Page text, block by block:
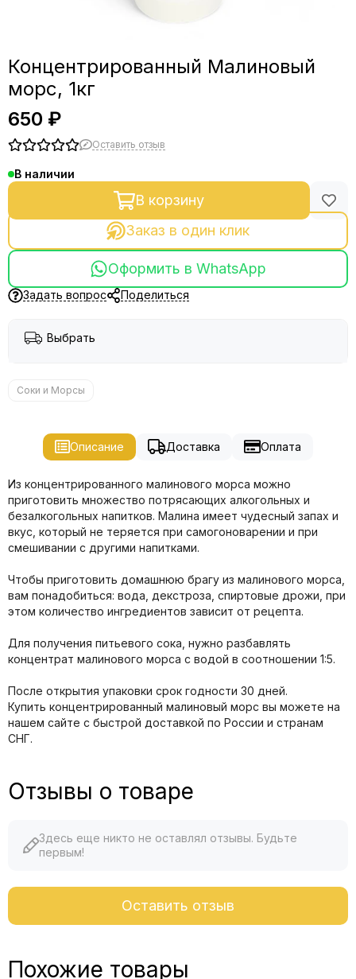
Концентрированный Малиновый
морс, 1кг
650 ₽
Оставить отзыв
В наличии
В корзину
Заказ в один клик
Оформить в WhatsApp
Задать вопрос Поделиться
Выбрать
Соки и Морсы
Описание Доставка Оплата
Из концентрированного малинового морса можно
приготовить множество потрясающих алкогольных и
безалкогольных напитков. Малина имеет чудесный запах и
вкус, который не теряется при самогоноварении и при
смешивании с другими напитками.
Чтобы приготовить домашнюю брагу из малинового морса,
вам понадобиться: вода, декстроза, спиртовые дрожи, при
этом количество ингредиентов зависит от рецепта.
Для получения питьевого сока, нужно разбавлять
концентрат малинового морса с водой в соотношении 1:5.
После открытия упаковки срок годности 30 дней.
Купить концентрированный малиновый морс вы можете на
нашем сайте с быстрой доставкой по России и странам
СНГ.
Отзывы о товаре
Здесь еще никто не оставлял отзывы. Будьте
первым!
Оставить отзыв
Похожие товары